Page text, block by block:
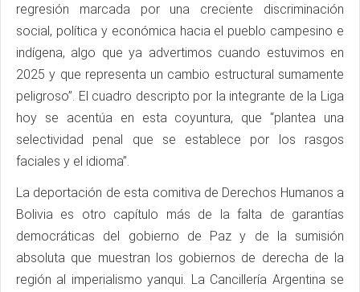
regresión marcada por una creciente discriminación
social, política y económica hacia el pueblo campesino e
indígena, algo que ya advertimos cuando estuvimos en
2025 y que representa un cambio estructural sumamente
peligroso”. El cuadro descripto por la integrante de la Liga
hoy se acentúa en esta coyuntura, que “plantea una
selectividad penal que se establece por los rasgos
faciales y el idioma”.
La deportación de esta comitiva de Derechos Humanos a
Bolivia es otro capítulo más de la falta de garantías
democráticas del gobierno de Paz y de la sumisión
absoluta que muestran los gobiernos de derecha de la
región al imperialismo yanqui. La Cancillería Argentina se